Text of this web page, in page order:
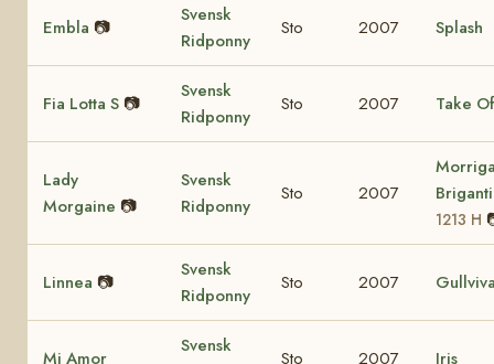
Embla 📷
Svensk
Ridponny
Sto 2007 Splash
Fia Lotta S 📷
Svensk
Ridponny
Sto 2007 Take
Lady
Morgaine 📷
Svensk
Ridponny
Sto 2007
1213 H
Linnea 📷
Svensk
Ridponny
Sto 2007
Mi Amor
Svensk
Sto 2007 Iris